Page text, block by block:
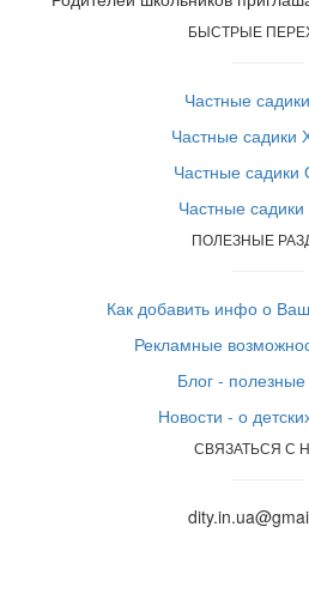
БЫСТРЫЕ
Частные
Частные садики
Частные садики
Частные
ПОЛЕЗНЫЕ
Как добавить инфо о
Рекламные
Блог - полезные
Новости - о
СВЯЗАТЬСЯ С